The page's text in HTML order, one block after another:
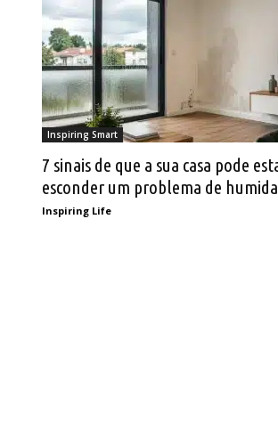
Inspiring Smart
7 sinais de que a sua casa pode
esconder um problema de
Inspiring Life